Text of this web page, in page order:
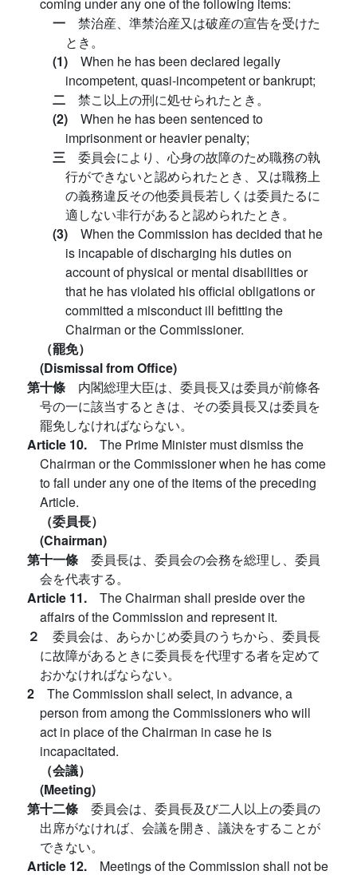
coming under any one of the following items:
一 禁治産、準禁治産又は破産の宣告を受けた
とき。
(1) When he has been declared legally
incompetent, quasi-incompetent or bankrupt;
二 禁こ以上の刑に処せられたとき。
(2) When he has been sentenced to
imprisonment or heavier penalty;
三 委員会により、心身の故障のため職務の執
行ができないと認められたとき、又は職務上
の義務違反その他委員長若しくは委員たるに
適しない非行があると認められたとき。
(3) When the Commission has decided that he
is incapable of discharging his duties on
account of physical or mental disabilities or
that he has violated his official obligations or
committed a misconduct ill befitting the
Chairman or the Commissioner.
（罷免）
(Dismissal from Office)
第十條 内閣総理大臣は、委員長又は委員が前條各
号の一に該当するときは、その委員長又は委員を
罷免しなければならない。
Article 10. The Prime Minister must dismiss the
Chairman or the Commissioner when he has come
to fall under any one of the items of the preceding
Article.
（委員長）
(Chairman)
第十一條 委員長は、委員会の会務を総理し、委員
会を代表する。
Article 11. The Chairman shall preside over the
affairs of the Commission and represent it.
２ 委員会は、あらかじめ委員のうちから、委員長
に故障があるときに委員長を代理する者を定めて
おかなければならない。
2 The Commission shall select, in advance, a
person from among the Commissioners who will
act in place of the Chairman in case he is
incapacitated.
（会議）
(Meeting)
第十二條 委員会は、委員長及び二人以上の委員の
出席がなければ、会議を開き、議決をすることが
できない。
Article 12. Meetings of the Commission shall not be